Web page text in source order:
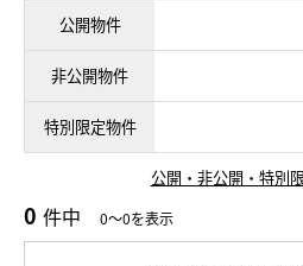
公開物件
非公開物件
特別限定物件
公開・非公開・特別
0 件中 0～0を表示